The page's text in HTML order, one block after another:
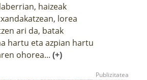
haizeak
lorea
ari da, batak
hartu eta azpian hartu
ohorea... (+)